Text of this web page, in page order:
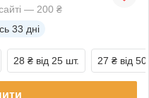
— 200 ₴
33 дні
28 ₴ від 25 шт. 27 ₴ від